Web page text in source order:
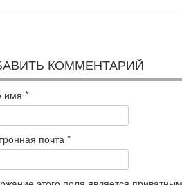
КОММЕНТАРИЙ
имя *
почта *